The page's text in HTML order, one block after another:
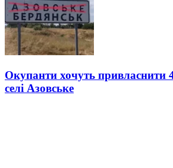
Окупанти хочуть привласнити
селі Азовське